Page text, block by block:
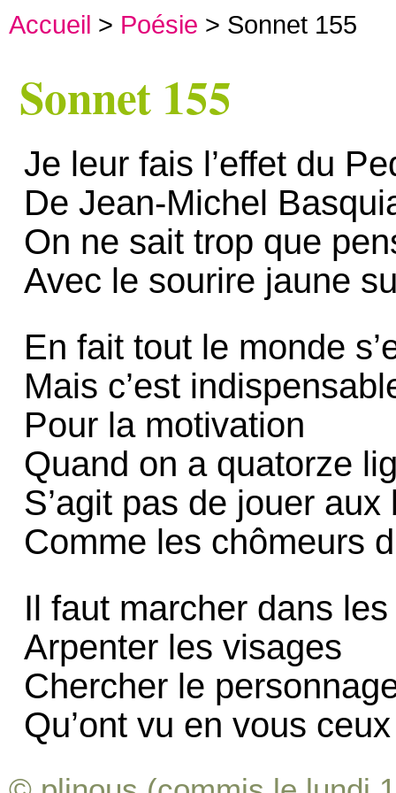
Accueil > Poésie > Sonnet 155
Sonnet 155
Je leur fais l’effet du
De Jean-Michel
On ne sait trop que
Avec le sourire jaune
En fait tout le monde
Mais c’est
Pour la motivation
Quand on a quatorze
S’agit pas de jouer aux
Comme les chômeurs
Il faut marcher dans
Arpenter les visages
Chercher le
Qu’ont vu en vous